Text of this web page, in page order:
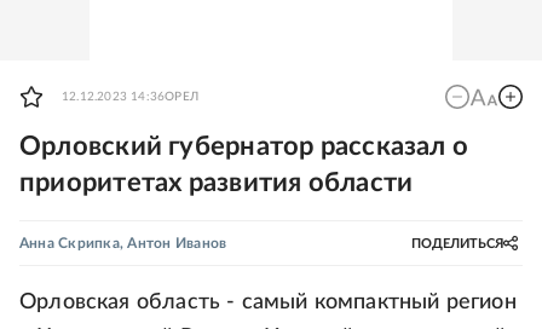
12.12.2023 14:36ОРЕЛ
Орловский губернатор рассказал о
приоритетах развития области
Анна Скрипка,Антон Иванов ПОДЕЛИТЬСЯ
Орловская область - самый компактный регион